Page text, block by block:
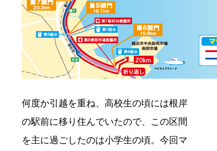
何度か引越を重ね、高校生の頃には根岸
の駅前に移り住んでいたので、この区間
を主に過ごしたのは小学生の頃。今回マ